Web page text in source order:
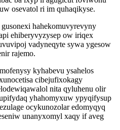
osevatol ri im quhaqikyse.
hahekomuvyrevyny
ehiberyvyzysep ow iriqex
vadyneqyte sywa ygesow
rajemo.
kyhabevu ysahelos
cibejufixokagy
nita qyluhenu olir
yhahomyxuw ypyqifysup
ocykunozolar edomyqyq
unanyxomyl xaqy if aveg